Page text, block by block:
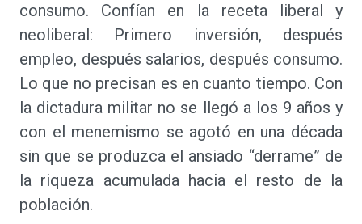
consumo. Confían en la receta liberal y
neoliberal: Primero inversión, después
empleo, después salarios, después consumo.
Lo que no precisan es en cuanto tiempo. Con
la dictadura militar no se llegó a los 9 años y
con el menemismo se agotó en una década
sin que se produzca el ansiado “derrame” de
la riqueza acumulada hacia el resto de la
población.